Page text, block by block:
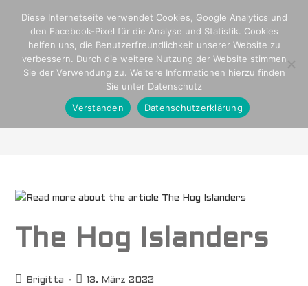
springen
Karibik
> Seite 10
The Hog Islanders
Beitrags-
Brigitta
Beitrag
13. März 2022
Diese Internetseite verwendet Cookies, Google Analytics und
den Facebook-Pixel für die Analyse und Statistik. Cookies
helfen uns, die Benutzerfreundlichkeit unserer Website zu
verbessern. Durch die weitere Nutzung der Website stimmen
Sie der Verwendung zu. Weitere Informationen hierzu finden
Sie unter Datenschutz
Verstanden
Datenschutzerklärung